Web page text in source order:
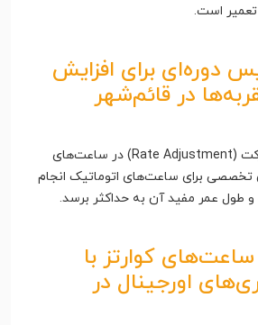
است.
دوره‌ای برای افزایش
در قائم‌شهر
تنظیمات دقیق نرخ حرکت (Rate Adjustment) در ساعت‌های
تخصصی برای ساعت‌های اتوماتیک انجام
عمر مفید آن به حداکثر برسد.
کوارتز با
اورجینال در